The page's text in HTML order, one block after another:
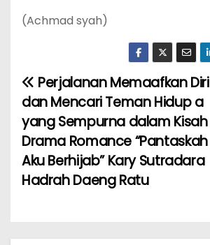
(Achmad syah)
N
a
v
i
a
Perjalanan Memaafkan Diri
dan Mencari Teman Hidup a
yang Sempurna dalam Kisah
Drama Romance “Pantaskah
Aku Berhijab” Kary Sutradara
Hadrah Daeng Ratu